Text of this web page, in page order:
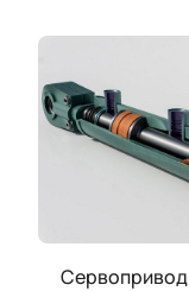
Сервопривод